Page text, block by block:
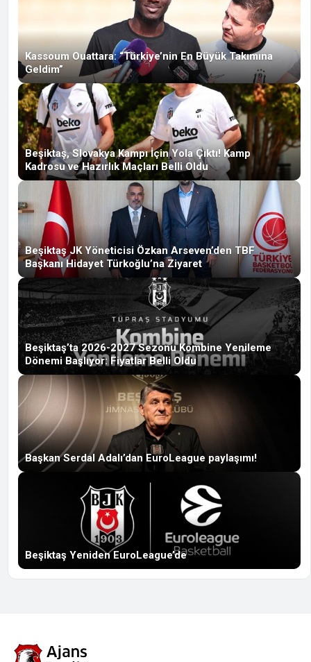
Kassoum Ouattara: “Türkiye’nin En Büyük Takımına
Geldim”
Beşiktaş, Slovakya Kampı İçin Yola Çıktı! Kamp
Kadrosu ve Hazırlık Maçları Belli Oldu
Beşiktaş JK Yöneticisi Özkan Arseven’den TBF
Başkanı Hidayet Türkoğlu’na Ziyaret
Beşiktaş’ta 2026-2027 Sezonu Kombine Yenileme
Dönemi Başlıyor: Fiyatlar Belli Oldu
Başkan Serdal Adalı’dan EuroLeague paylaşımı!
Beşiktaş Yeniden EuroLeague’de